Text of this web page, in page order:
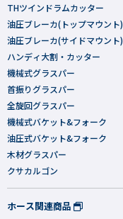
THツインドラムカッター
油圧ブレーカ(トップマウント)
油圧ブレーカ(サイドマウント)
ハンディ大割・カッター
機械式グラスパー
首振りグラスパー
全旋回グラスパー
機械式バケット&フォーク
油圧式バケット&フォーク
木材グラスパー
クサカルゴン
ホース関連商品